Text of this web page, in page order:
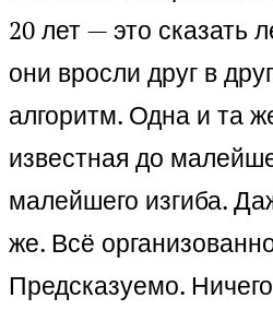
20 лет — это сказать
они вросли друг в
алгоритм. Одна и та
известная до
малейшего изгиба.
же. Всё
Предсказуемо.